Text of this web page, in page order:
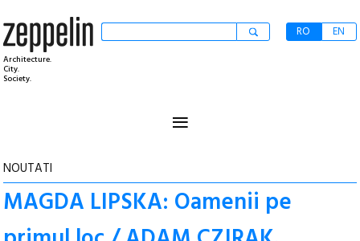
Architecture.
City.
Society.
RO EN
≡
NOUTATI
MAGDA LIPSKA: Oamenii pe